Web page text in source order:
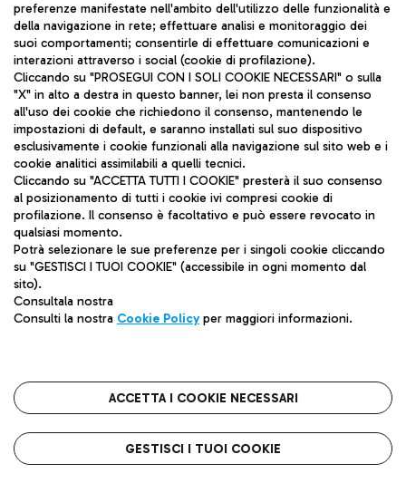
ADR Tel S.p.A - Società soggetta a direzione e
coordinamento di Aeroporti di Roma S.p.A
Via Pier Paolo Racchetti 1 - 00054 Fiumicino
(RM) Tel: +39 06 65951
Privacy
Whistleblowing
© 2019 ADR Tel. All rights Reserved | Codice fiscale,
preferenze manifestate nell'ambito dell'utilizzo delle funzionalità e
della navigazione in rete; effettuare analisi e monitoraggio dei
suoi comportamenti; consentirle di effettuare comunicazioni e
interazioni attraverso i social (cookie di profilazione).
Cliccando su "PROSEGUI CON I SOLI COOKIE NECESSARI" o sulla
"X" in alto a destra in questo banner, lei non presta il consenso
all'uso dei cookie che richiedono il consenso, mantenendo le
impostazioni di default, e saranno installati sul suo dispositivo
esclusivamente i cookie funzionali alla navigazione sul sito web e i
cookie analitici assimilabili a quelli tecnici.
Cliccando su "ACCETTA TUTTI I COOKIE" presterà il suo consenso
al posizionamento di tutti i cookie ivi compresi cookie di
profilazione. Il consenso è facoltativo e può essere revocato in
qualsiasi momento.
Potrà selezionare le sue preferenze per i singoli cookie cliccando
su "GESTISCI I TUOI COOKIE" (accessibile in ogni momento dal
sito).
Consultala nostra
Consulti la nostra Cookie Policyper maggiori informazioni.
ACCETTA I COOKIE NECESSARI
GESTISCI I TUOI COOKIE